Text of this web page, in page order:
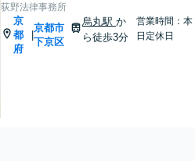
荻野法律事務所
京
都
府
京都市
下京区
烏丸駅 か
ら徒歩3分
営業時間：本
日定休日